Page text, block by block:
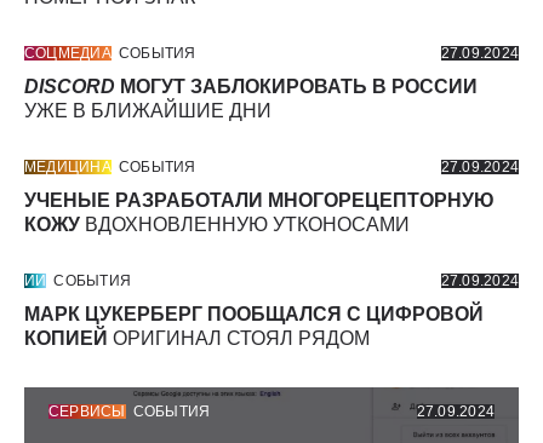
СОЦМЕДИА СОБЫТИЯ 27.09.2024
DISCORD МОГУТ ЗАБЛОКИРОВАТЬ В РОССИИ
УЖЕ В БЛИЖАЙШИЕ ДНИ
МЕДИЦИНА СОБЫТИЯ 27.09.2024
УЧЕНЫЕ РАЗРАБОТАЛИ МНОГОРЕЦЕПТОРНУЮ
КОЖУ ВДОХНОВЛЕННУЮ УТКОНОСАМИ
ИИ СОБЫТИЯ 27.09.2024
МАРК ЦУКЕРБЕРГ ПООБЩАЛСЯ С ЦИФРОВОЙ
КОПИЕЙ ОРИГИНАЛ СТОЯЛ РЯДОМ
СЕРВИСЫ СОБЫТИЯ 27.09.2024